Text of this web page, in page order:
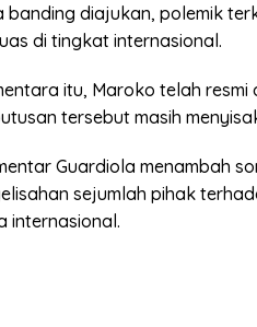
banding diajukan, polemik
di tingkat internasional.
itu, Maroko telah
tersebut masih
Guardiola menambah
sejumlah pihak
internasional.